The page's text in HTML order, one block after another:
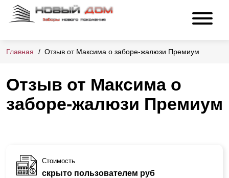
Главная Отзыв от Максима о заборе-жалюзи Премиум
Отзыв от Максима о
заборе-жалюзи Премиум
Стоимость
скрыто пользователем руб